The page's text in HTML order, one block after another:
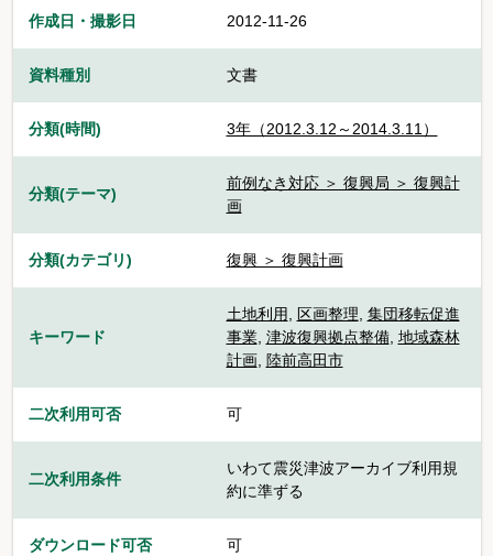
作成日・撮影日 2012-11-26
資料種別 文書
分類(時間) 3年（2012.3.12～2014.3.11）
分類(テーマ)
前例なき対応 ＞ 復興局 ＞ 復興計
画
分類(カテゴリ) 復興 ＞ 復興計画
キーワード
土地利用, 区画整理, 集団移転促進
事業, 津波復興拠点整備, 地域森林
計画, 陸前高田市
二次利用可否 可
二次利用条件
いわて震災津波アーカイブ利用規
約に準ずる
ダウンロード可否 可